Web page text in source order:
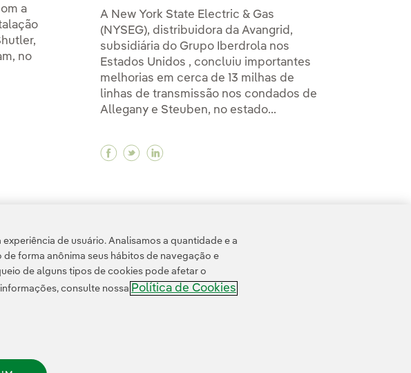
a
no
sua primeira bateria de grande escala nos Estados Unidos
sua primeira bateria de grande escala nos Estados Unidos
sua primeira bateria de grande escala nos Estados Unidos
A New York State Electric & Gas
(NYSEG), distribuidora da Avangrid,
subsidiária do Grupo Iberdrola nos
Estados Unidos , concluiu importantes
melhorias em cerca de 13 milhas de
linhas de transmissão nos condados de
Allegany e Steuben, no estado...
Facebook Iberdrola avança na modernização da
Twitter Iberdrola avança na modernização
Configuração de cookies
de usuário. Analisamos a quantidade e a
forma anônima seus hábitos de navegação e
de alguns tipos de cookies pode afetar o
consulte nossa Política de Cookies